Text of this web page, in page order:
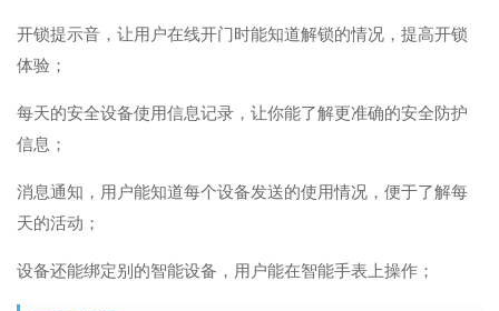
开锁提示音，让用户在线开门时能知道解锁的情况，提高开锁
体验；
每天的安全设备使用信息记录，让你能了解更准确的安全防护
信息；
消息通知，用户能知道每个设备发送的使用情况，便于了解每
天的活动；
设备还能绑定别的智能设备，用户能在智能手表上操作；